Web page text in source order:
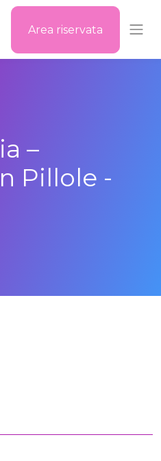
Area riservata
–
Pillole -